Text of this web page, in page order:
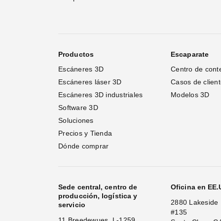
Productos
Escáneres 3D
Escáneres láser 3D
Escáneres 3D industriales
Software 3D
Soluciones
Precios y Tienda
Dónde comprar
Escaparate
Centro de
Casos de
Modelos 3D
Sede central, centro de
producción, logística y
servicio
Oficina en
2880 Lakeside
#135